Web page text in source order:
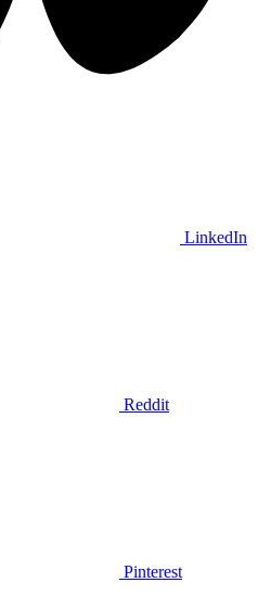
LinkedIn
Reddit
Pinterest